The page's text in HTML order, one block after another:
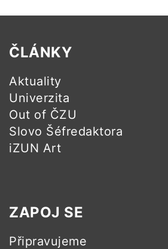
ČLÁNKY
Aktuality
Univerzita
Out of ČZU
Slovo Šéfredaktora
iZUN Art
ZAPOJ SE
Připravujeme